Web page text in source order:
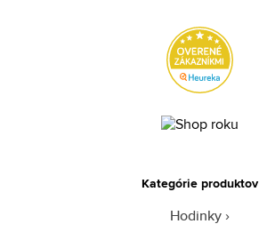
Kategórie produktov
Hodinky